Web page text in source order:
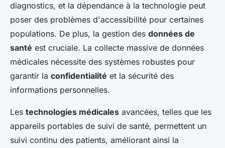
diagnostics, et la dépendance à la technologie peut
poser des problèmes d'accessibilité pour certaines
populations. De plus, la gestion des données de
santé est cruciale. La collecte massive de données
médicales nécessite des systèmes robustes pour
garantir la confidentialité et la sécurité des
informations personnelles.
Les technologies médicales avancées, telles que les
appareils portables de suivi de santé, permettent un
suivi continu des patients, améliorant ainsi la